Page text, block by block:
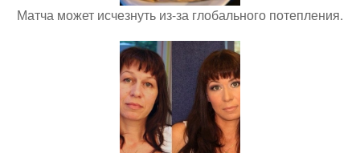
Матча может исчезнуть из-за глобального потепления.